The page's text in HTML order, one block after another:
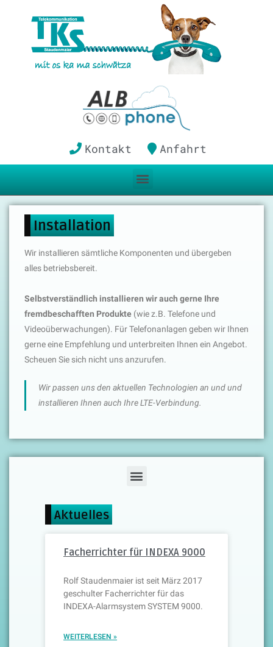
Kontakt Anfahrt
Aktuelles
Facherrichter für INDEXA 9000
Rolf Staudenmaier ist seit März 2017
geschulter Facherrichter für das
INDEXA-Alarmsystem SYSTEM 9000.
WEITERLESEN »
Installation
Wir installieren sämtliche Komponenten und übergeben
alles betriebsbereit.
Selbstverständlich installieren wir auch gerne Ihre
fremdbeschafften Produkte (wie z.B. Telefone und
Videoüberwachungen). Für Telefonanlagen geben wir Ihnen
gerne eine Empfehlung und unterbreiten Ihnen ein Angebot.
Scheuen Sie sich nicht uns anzurufen.
Wir passen uns den aktuellen Technologien an und und
installieren Ihnen auch Ihre LTE-Verbindung.